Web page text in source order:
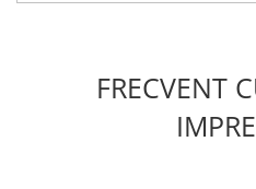
FRECVENT